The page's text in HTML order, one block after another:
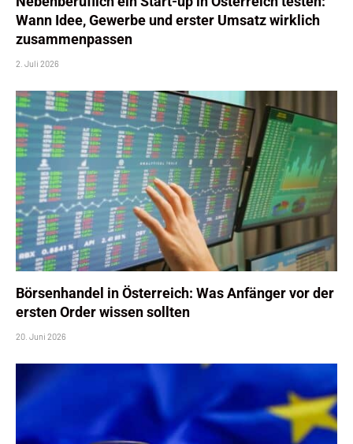
Wann Idee, Gewerbe und erster Umsatz wirklich
zusammenpassen
2. Juli 2026
Börsenhandel in Österreich: Was Anfänger vor der
ersten Order wissen sollten
20. Juni 2026